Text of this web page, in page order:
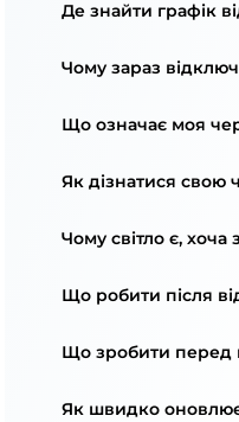
Де знайти графік
Чому зараз
Що означає моя
Як дізнатися свою
Чому світло є,
Що робити після
Що зробити перед
Як швидко